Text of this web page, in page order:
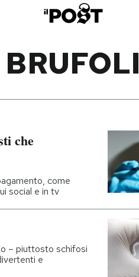
BRUFOLI
che
come
social e in tv
– piuttosto schifosi
e